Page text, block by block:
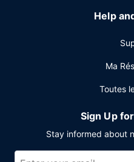
Help
Ma
Toutes
Sign Up
Stay informed about